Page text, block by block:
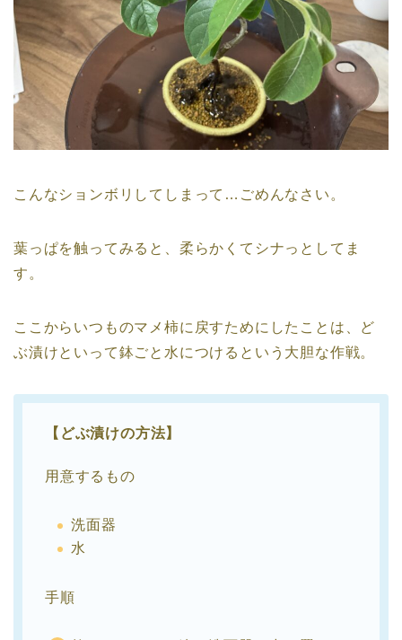
こんなションボリしてしまって…ごめんなさい。
葉っぱを触ってみると、柔らかくてシナっとしてま
す。
ここからいつものマメ柿に戻すためにしたことは、ど
ぶ漬けといって鉢ごと水につけるという大胆な作戦。
【どぶ漬けの方法】
用意するもの
洗面器
水
手順